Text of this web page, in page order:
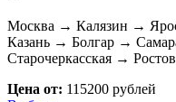
Москва → Калязин →
Казань → Болгар →
Старочеркасская →
Цена от: 115200 рублей